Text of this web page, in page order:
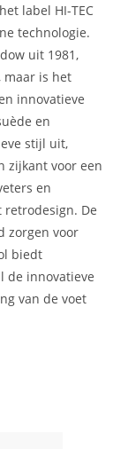
label HI-TEC
technologie.
uit 1981,
is het
innovatieve
en
stijl uit,
zijkant voor een
en
De
zorgen voor
biedt
de innovatieve
van de voet